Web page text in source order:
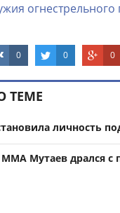
огнестрельного
0 0 0
ТЕМЕ
личность
ММА Мутаев дрался